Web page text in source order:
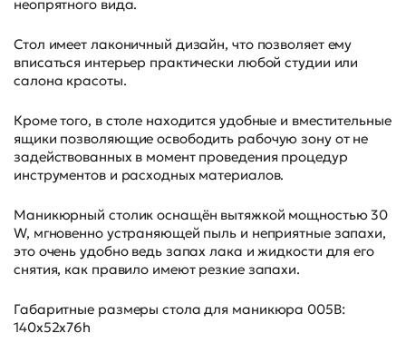
неопрятного вида.
Стол имеет лаконичный дизайн, что позволяет ему
вписаться интерьер практически любой студии или
салона красоты.
Кроме того, в столе находится удобные и вместительные
ящики позволяющие освободить рабочую зону от не
задействованных в момент проведения процедур
инструментов и расходных материалов.
Маникюрный столик оснащён вытяжкой мощностью 30
W, мгновенно устраняющей пыль и неприятные запахи,
это очень удобно ведь запах лака и жидкости для его
снятия, как правило имеют резкие запахи.
Габаритные размеры стола для маникюра 005B:
140х52х76h